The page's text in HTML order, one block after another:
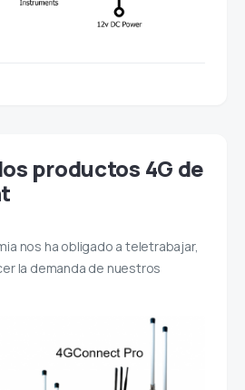
productos 4G de
nos ha obligado a teletrabajar,
la demanda de nuestros